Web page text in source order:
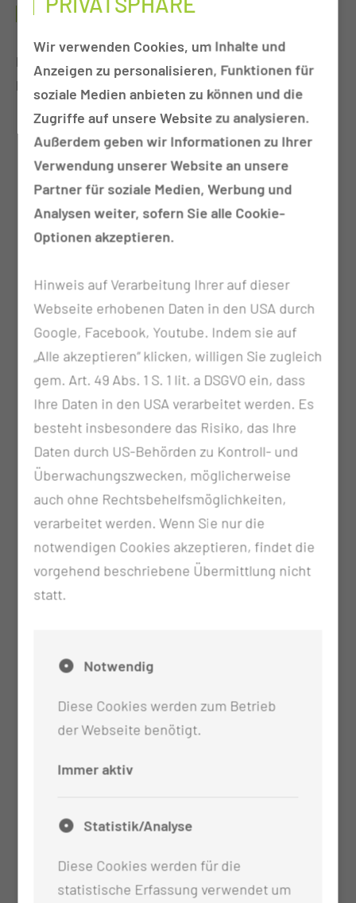
HAUTTUMORE
Erkrankungsspektrum und behandlungsfähige
Diagnosen
C43.- Bösartiges Melanom der Haut
C44.- Sonstige bösartige Neubildungen der
Haut
C46.- Kaposi-Sarkom [Sarcoma idiopathicum
multiplex haemorrhagicum] (nicht HIV-
assoziiert, und rein kutan)
malignem Melanom)
C60.- Bösartige Neubildung des Penis (nur bei
malignem Melanom)
C63.2 Bösartige Neubildung des Skrotums (nur
bei malignen Melanomen)
C80.0 Bösartige Neubildung, primäre
Lokalisation unbekannt, so bezeichnet Zur
Gruppe der Patientinnen und Patienten mit
Hauttumoren im Sinne der Richtlinie zählen
Patientinnen und Patienten mit primär
kutanen Lymphomen gemäß der WHO EORTC-
Klassifikation der kutanen Lymphome:
C82.- Follikuläres Lymphom
C83.- Nicht follikuläres Lymphom
Typen des Non-Hodgkin-Lymphoms
C88.- Bösartige immunproliferative
Krankheiten
Wir verwenden Cookies, um Inhalte und
Anzeigen zu personalisieren, Funktionen für
soziale Medien anbieten zu können und die
Zugriffe auf unsere Website zu analysieren.
Außerdem geben wir Informationen zu Ihrer
Verwendung unserer Website an unsere
Partner für soziale Medien, Werbung und
Analysen weiter, sofern Sie alle Cookie-
Optionen akzeptieren.
Hinweis auf Verarbeitung Ihrer auf dieser
Webseite erhobenen Daten in den USA durch
Google, Facebook, Youtube. Indem sie auf
„Alle akzeptieren“ klicken, willigen Sie zugleich
gem. Art. 49 Abs. 1 S. 1 lit. a DSGVO ein, dass
Ihre Daten in den USA verarbeitet werden. Es
besteht insbesondere das Risiko, das Ihre
Daten durch US-Behörden zu Kontroll- und
Überwachungszwecken, möglicherweise
auch ohne Rechtsbehelfsmöglichkeiten,
verarbeitet werden. Wenn Sie nur die
notwendigen Cookies akzeptieren, findet die
vorgehend beschriebene Übermittlung nicht
statt.
Notwendig
Diese Cookies werden zum Betrieb
der Webseite benötigt.
Immer aktiv
Statistik/Analyse
Diese Cookies werden für die
statistische Erfassung verwendet um